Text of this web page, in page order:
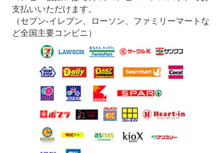
支払いいただけます。
（セブン-イレブン、ローソン、ファミリーマートな
ど全国主要コンビニ）